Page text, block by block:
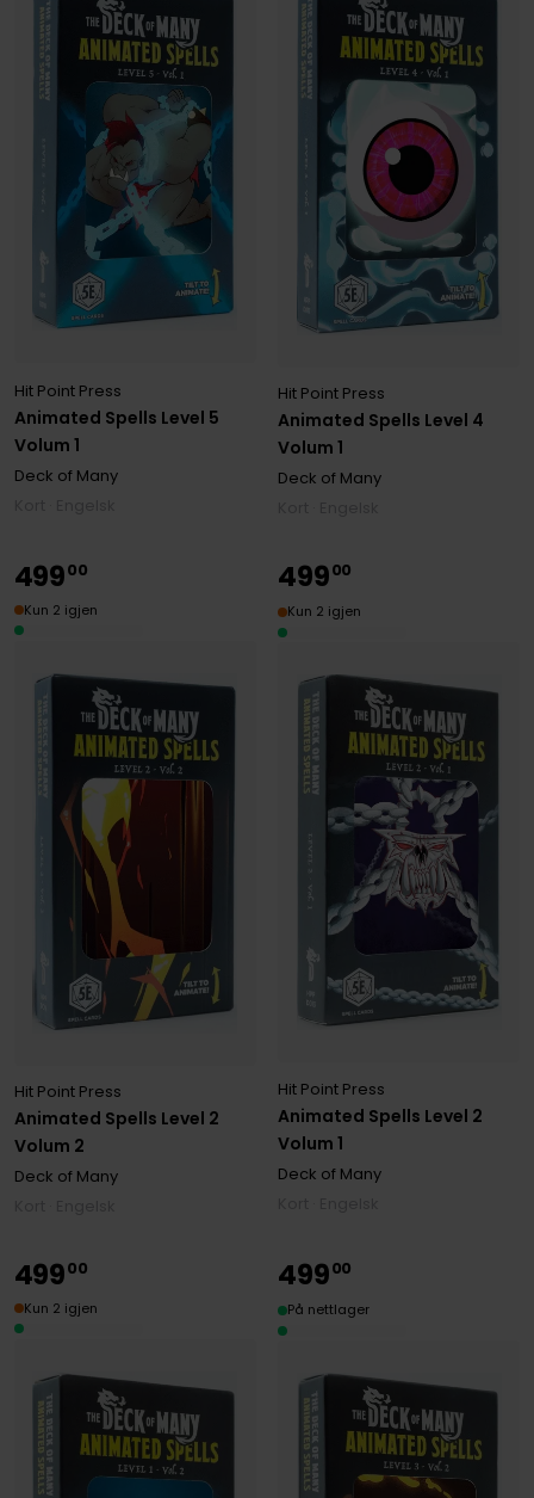
Animated Spells Level 5
Volum 1
Hit Point Press
Deck of Many
Animated Spells Level 4
Volum 1
Hit Point Press
Deck of Many
Animated Spells Level 2
Volum 2
Hit Point Press
Deck of Many
49900
Kun 2 igjen
Animated Spells Level 2
Volum 1
Hit Point Press
Deck of Many
49900
Kun 2 igjen
49900
Kun 2 igjen
49900
På nettlager